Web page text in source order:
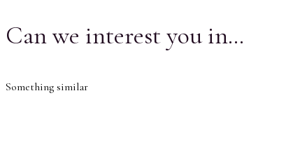
Can we interest you in…
Something similar